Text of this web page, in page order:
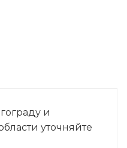
и
уточняйте